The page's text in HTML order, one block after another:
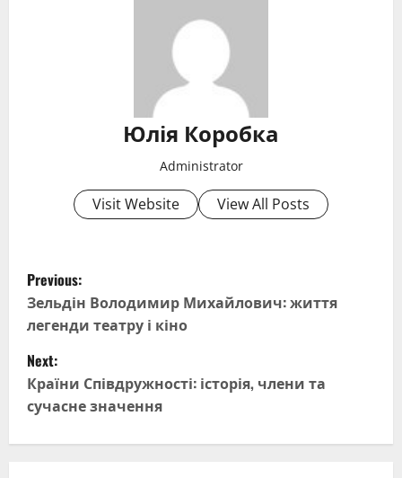
Юлія Коробка
Administrator
Visit Website View All Posts
P
o
s
t
n
Previous:
Зельдін Володимир Михайлович: життя
легенди театру і кіно
Next:
Країни Співдружності: історія, члени та
сучасне значення